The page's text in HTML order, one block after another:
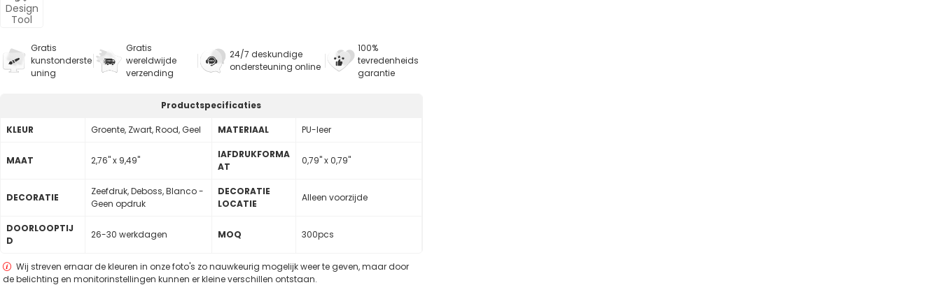
Design
Tool
Gratis
kunstonderste
uning
Gratis
wereldwijde
verzending
24/7 deskundige
ondersteuning online
100%
tevredenheids
garantie
Productspecificaties
KLEUR Groente, Zwart, Rood, Geel MATERIAAL PU-leer
MAAT 2,76" x 9,49"
lAFDRUKFORMA
AT
0,79" x 0,79"
DECORATIE
Zeefdruk, Deboss, Blanco -
Geen opdruk
DECORATIE
LOCATIE
Alleen voorzijde
DOORLOOPTIJ
D
26-30 werkdagen MOQ 300pcs
Wij streven ernaar de kleuren in onze foto's zo nauwkeurig mogelijk weer te geven, maar door
de belichting en monitorinstellingen kunnen er kleine verschillen ontstaan.